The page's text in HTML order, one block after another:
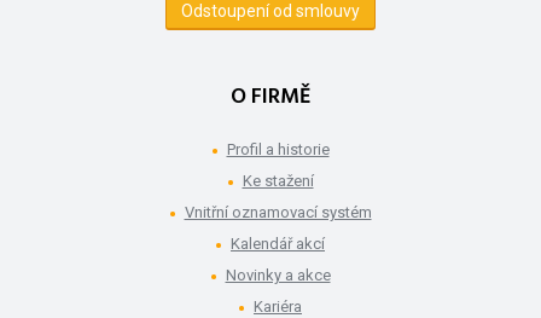
Odstoupení od smlouvy
O FIRMĚ
Profil a historie
Ke stažení
Vnitřní oznamovací systém
Kalendář akcí
Novinky a akce
Kariéra